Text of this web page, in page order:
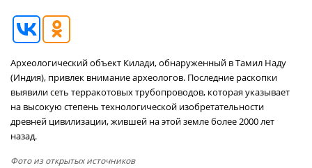
Археологический объект Килади, обнаруженный в Тамил Наду
(Индия), привлек внимание археологов. Последние раскопки
выявили сеть терракотовых трубопроводов, которая указывает
на высокую степень технологической изобретательности
древней цивилизации, жившей на этой земле более 2000 лет
назад.
Фото из открытых источников